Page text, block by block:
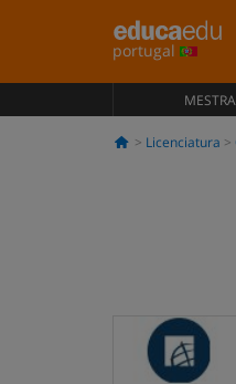
portugal
Licenciatura